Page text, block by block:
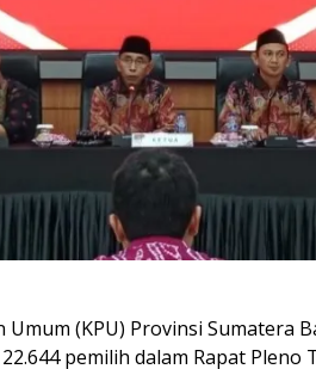
Umum (KPU) Provinsi Sumatera
pemilih dalam Rapat Pleno